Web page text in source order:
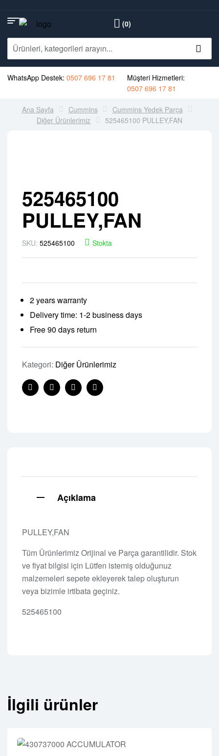
(0)
WhatsApp Destek: 0507 696 17 81
Müşteri Hizmetleri:
0507 696 17 81
Ana Sayfa Cummins
Cummins Yedek Parça
Diğer Ürünlerimiz
525465100 PULLEY,FAN
525465100
PULLEY,FAN
SKU: 525465100 Stokta
2 years warranty
Delivery time: 1-2 business days
Free 90 days return
Kategori: Diğer Ürünlerimiz
FacebookTwitterLinkedinPinterest
Açıklama
PULLEY,FAN
Tüm Ürünlerimiz Orijinal ve Parça garantilidir. Stok
ve fiyat bilgisi için Lütfen istemiş olduğunuz
malzemeleri sepete ekleyerek talep oluşturun
veya bizimle irtibata geçiniz.
525465100
İlgili ürünler